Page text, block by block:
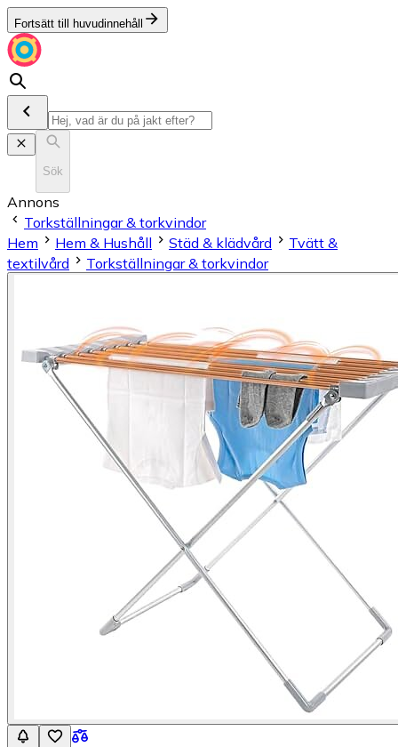
Fortsätt till huvudinnehåll
Sök
Annons
Torkställningar & torkvindor
Hem
Hem & Hushåll Städ & klädvård
Tvätt &
textilvård
Torkställningar & torkvindor